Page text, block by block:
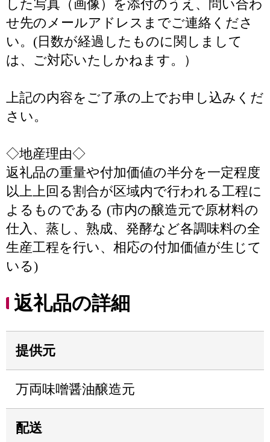
した写真（画像）を添付のうえ、問い合わ
せ先のメールアドレスまでご連絡くださ
い。(日数が経過したものに関しまして
は、ご対応いたしかねます。）
上記の内容をご了承の上でお申し込みくだ
さい。
◇地産理由◇
返礼品の重量や付加価値の半分を一定程度
以上上回る割合が区域内で行われる工程に
よるものである (市内の醸造元で原材料の
仕入、蒸し、熟成、発酵など各調味料の全
生産工程を行い、相応の付加価値が生じて
いる)
返礼品の詳細
提供元
万両味噌醤油醸造元
配送